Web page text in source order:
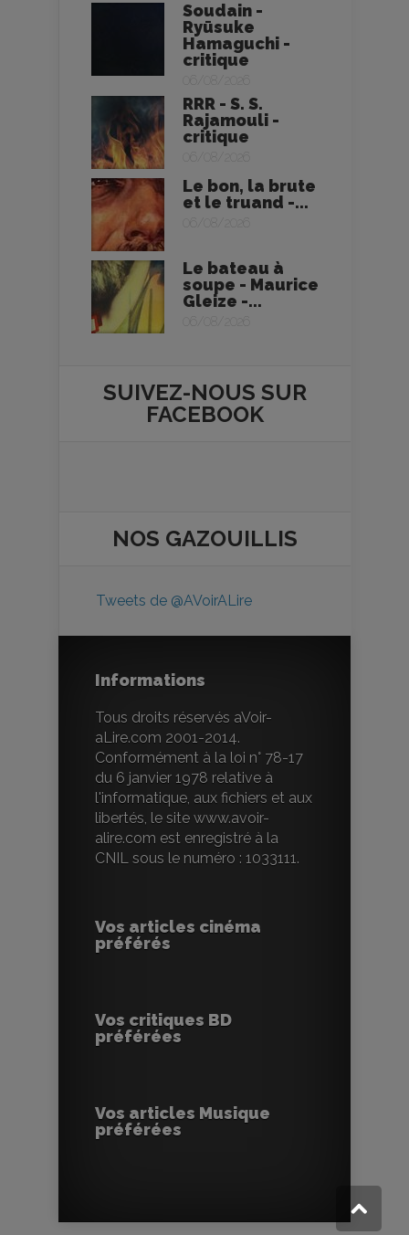
Soudain -
Ryūsuke
Hamaguchi -
critique
06/08/2026
RRR - S. S.
Rajamouli -
critique
06/08/2026
Le bon, la brute
et le truand -...
06/08/2026
Le bateau à
soupe - Maurice
Gleize -...
06/08/2026
SUIVEZ-NOUS SUR
FACEBOOK
NOS GAZOUILLIS
Tweets de @AVoirALire
Informations
Tous droits réservés aVoir-
aLire.com 2001-2014.
Conformément à la loi n° 78-17
du 6 janvier 1978 relative à
l'informatique, aux fichiers et aux
libertés, le site www.avoir-
alire.com est enregistré à la
CNIL sous le numéro : 1033111.
Vos articles cinéma
préférés
Vos critiques BD
préférées
Vos articles Musique
préférées